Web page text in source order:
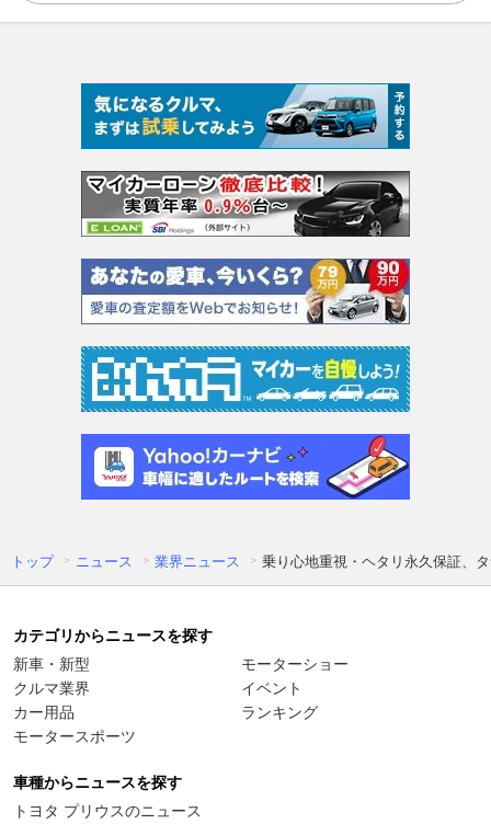
トップ ニュース 業界ニュース 乗り心地重視・ヘタリ永久保証、
カテゴリからニュースを探す
新車・新型
クルマ業界
カー用品
モータースポーツ
モーターショー
イベント
ランキング
車種からニュースを探す
トヨタ プリウスのニュース